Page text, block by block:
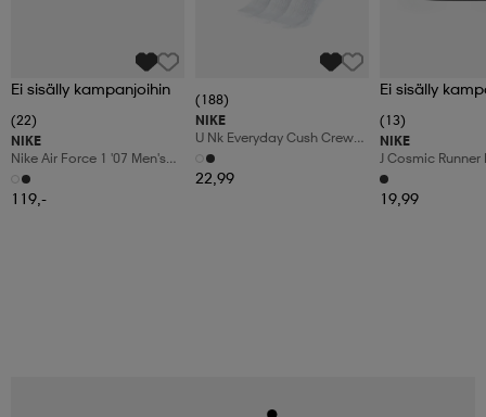
Ei sisälly kampanjoihin
(22)
NIKE
Nike Air Force 1 '07 Men's
Shoes
119,-
(188)
NIKE
U Nk Everyday Cush Crew
6pr-Bd
22,99
Ei sisälly
(13)
NIKE
J Cosmic Runner
19,99